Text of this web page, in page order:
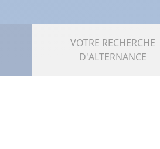
VOTRE RECHERCHE
D'ALTERNANCE